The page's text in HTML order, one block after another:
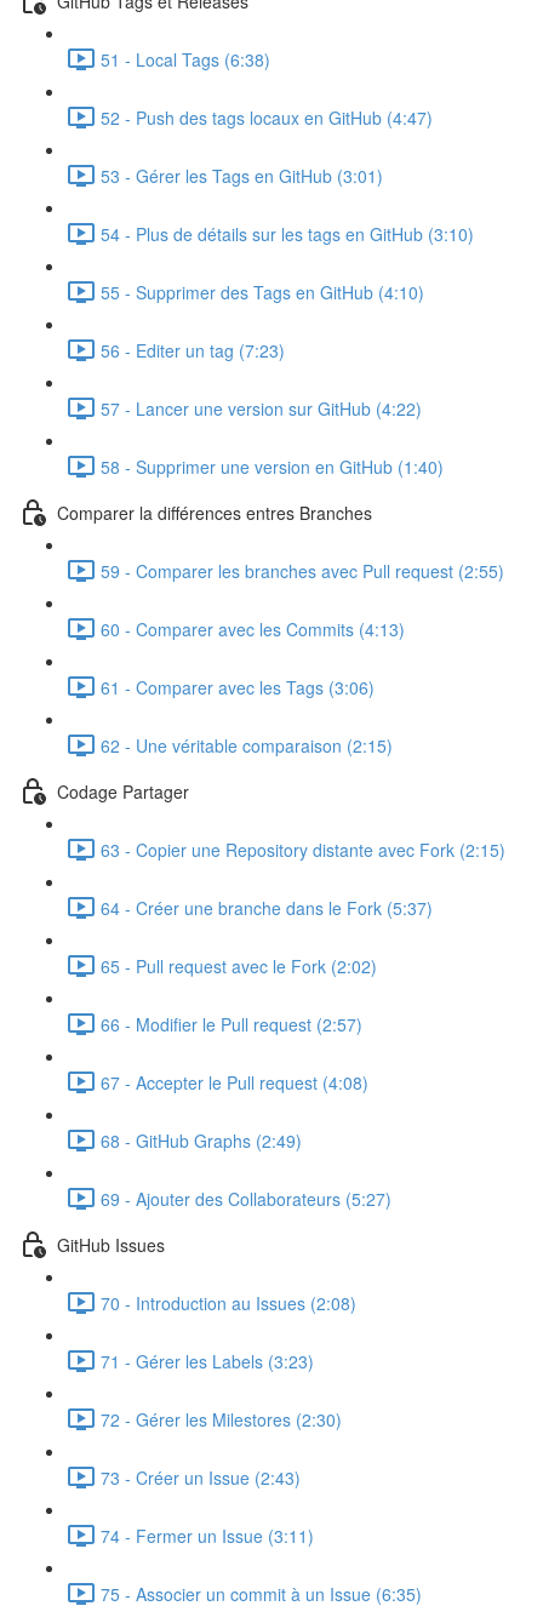
51 - Local Tags (6:38)
52 - Push des tags locaux en GitHub (4:47)
53 - Gérer les Tags en GitHub (3:01)
54 - Plus de détails sur les tags en GitHub (3:10)
55 - Supprimer des Tags en GitHub (4:10)
56 - Editer un tag (7:23)
57 - Lancer une version sur GitHub (4:22)
58 - Supprimer une version en GitHub (1:40)
Comparer la différences entres Branches
59 - Comparer les branches avec Pull request (2:55)
60 - Comparer avec les Commits (4:13)
61 - Comparer avec les Tags (3:06)
62 - Une véritable comparaison (2:15)
Codage Partager
63 - Copier une Repository distante avec Fork (2:15)
64 - Créer une branche dans le Fork (5:37)
65 - Pull request avec le Fork (2:02)
66 - Modifier le Pull request (2:57)
67 - Accepter le Pull request (4:08)
68 - GitHub Graphs (2:49)
69 - Ajouter des Collaborateurs (5:27)
GitHub Issues
70 - Introduction au Issues (2:08)
71 - Gérer les Labels (3:23)
72 - Gérer les Milestores (2:30)
73 - Créer un Issue (2:43)
74 - Fermer un Issue (3:11)
75 - Associer un commit à un Issue (6:35)